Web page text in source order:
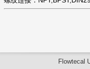
Flowtecal